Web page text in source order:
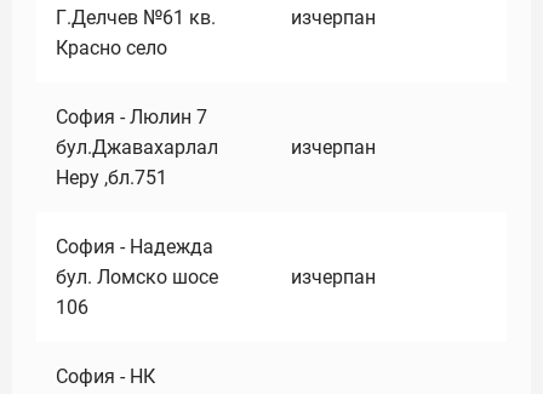
Г.Делчев №61 кв.
Красно село
изчерпан
София - Люлин 7
бул.Джавахарлал
Неру ,бл.751
изчерпан
София - Надежда
бул. Ломско шосе
106
изчерпан
София - НК